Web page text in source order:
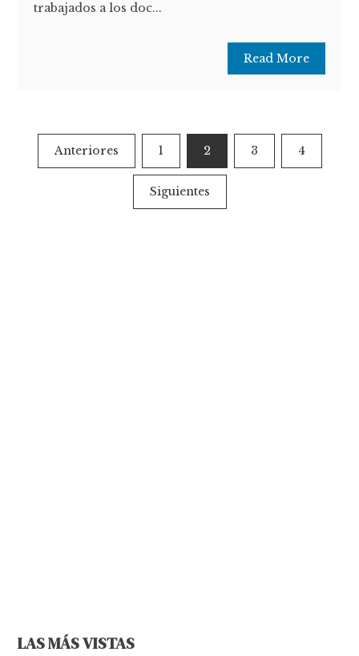
trabajados a los doc...
Read More
Paginación
de
Anteriores 1 2 3 4
Siguientes
LAS MÁS VISTAS